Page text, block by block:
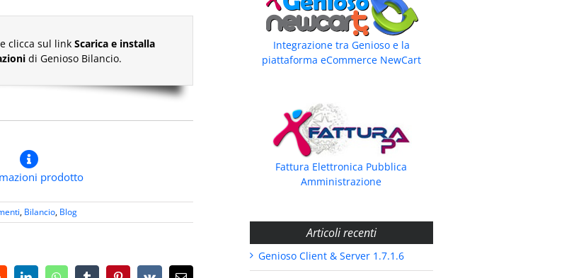
clicca sul link Scarica e installa
di Genioso Bilancio.
prodotto
, Bilancio, Blog
Integrazione tra Genioso e la
piattaforma eCommerce NewCart
Fattura Elettronica Pubblica
Amministrazione
Articoli recenti
Genioso Client & Server 1.7.1.6